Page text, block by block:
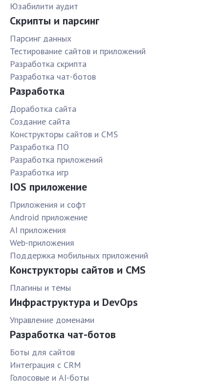
Юзабилити аудит
Скрипты и парсинг
Парсинг данных
Тестирование сайтов и приложений
Разработка скрипта
Разработка чат-ботов
Разработка
Доработка сайта
Создание сайта
Конструкторы сайтов и CMS
Разработка ПО
Разработка приложений
Разработка игр
IOS приложение
Приложения и софт
Android приложение
AI приложения
Web-приложения
Поддержка мобильных приложений
Конструкторы сайтов и CMS
Плагины и темы
Инфраструктура и DevOps
Управление доменами
Разработка чат-ботов
Боты для сайтов
Интеграция с CRM
Голосовые и AI-боты